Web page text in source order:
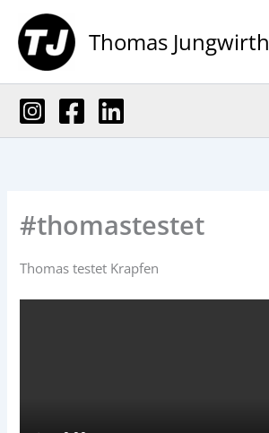
Inhalt
springen
Thomas Jungwirth
#thomastestet
Thomas testet Krapfen